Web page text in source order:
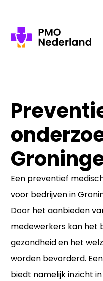
Een preventief
voor bedrijven in
Door het aanbieden
medewerkers kan het
gezondheid en het
worden bevorderd.
biedt namelijk inzicht